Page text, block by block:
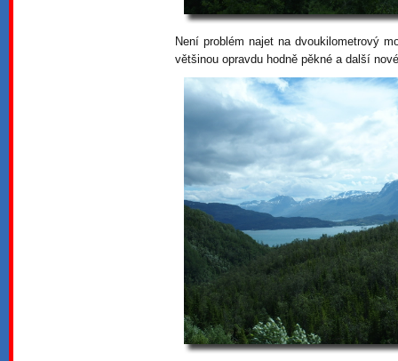
Není problém najet na dvoukilometrový
většinou opravdu hodně pěkné a další